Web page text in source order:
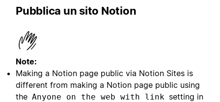
Pubblica un sito Notion
Note:
Making a Notion page public via Notion Sites is
different from making a Notion page public using
the Anyone on the web with link setting in